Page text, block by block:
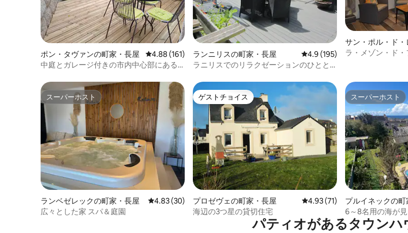
ポン・タヴァンの町家・長屋 レビュー161件、5つ星中4.88つ星の平均評価
4.88 (161)
中庭とガレージ付きの市内中心部にある
ランニリスの町家・長屋 レビュー195件、5つ星中4.9つ
4.9 (195)
ラニリスでのリラクゼーションのひとと
サン・ポル・ド・
家・長屋
ラ・メゾン・ド
スーパーホスト
スーパーホスト
ランベゼレックの町家・長屋 レビュー30件、5つ星中4.83つ星の平均評価
4.83 (30)
広々とした家 スパ＆庭園
ゲストチョイス
ゲストチョイス
プロゼヴェの町家・長屋 レビュー71件、5つ星中4.93つ
4.93 (71)
海辺の3つ星の貸切住宅
スーパーホスト
スーパーホスト
プルイネックの町
6～8名用の海が
ス、ジャグジー、
パティオがあるタウンハ